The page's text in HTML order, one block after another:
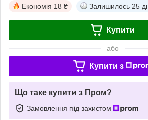
Економія 18 ₴ Залишилось 25
Купити
або
Купити з
Що таке купити з Пром?
Замовлення під захистом